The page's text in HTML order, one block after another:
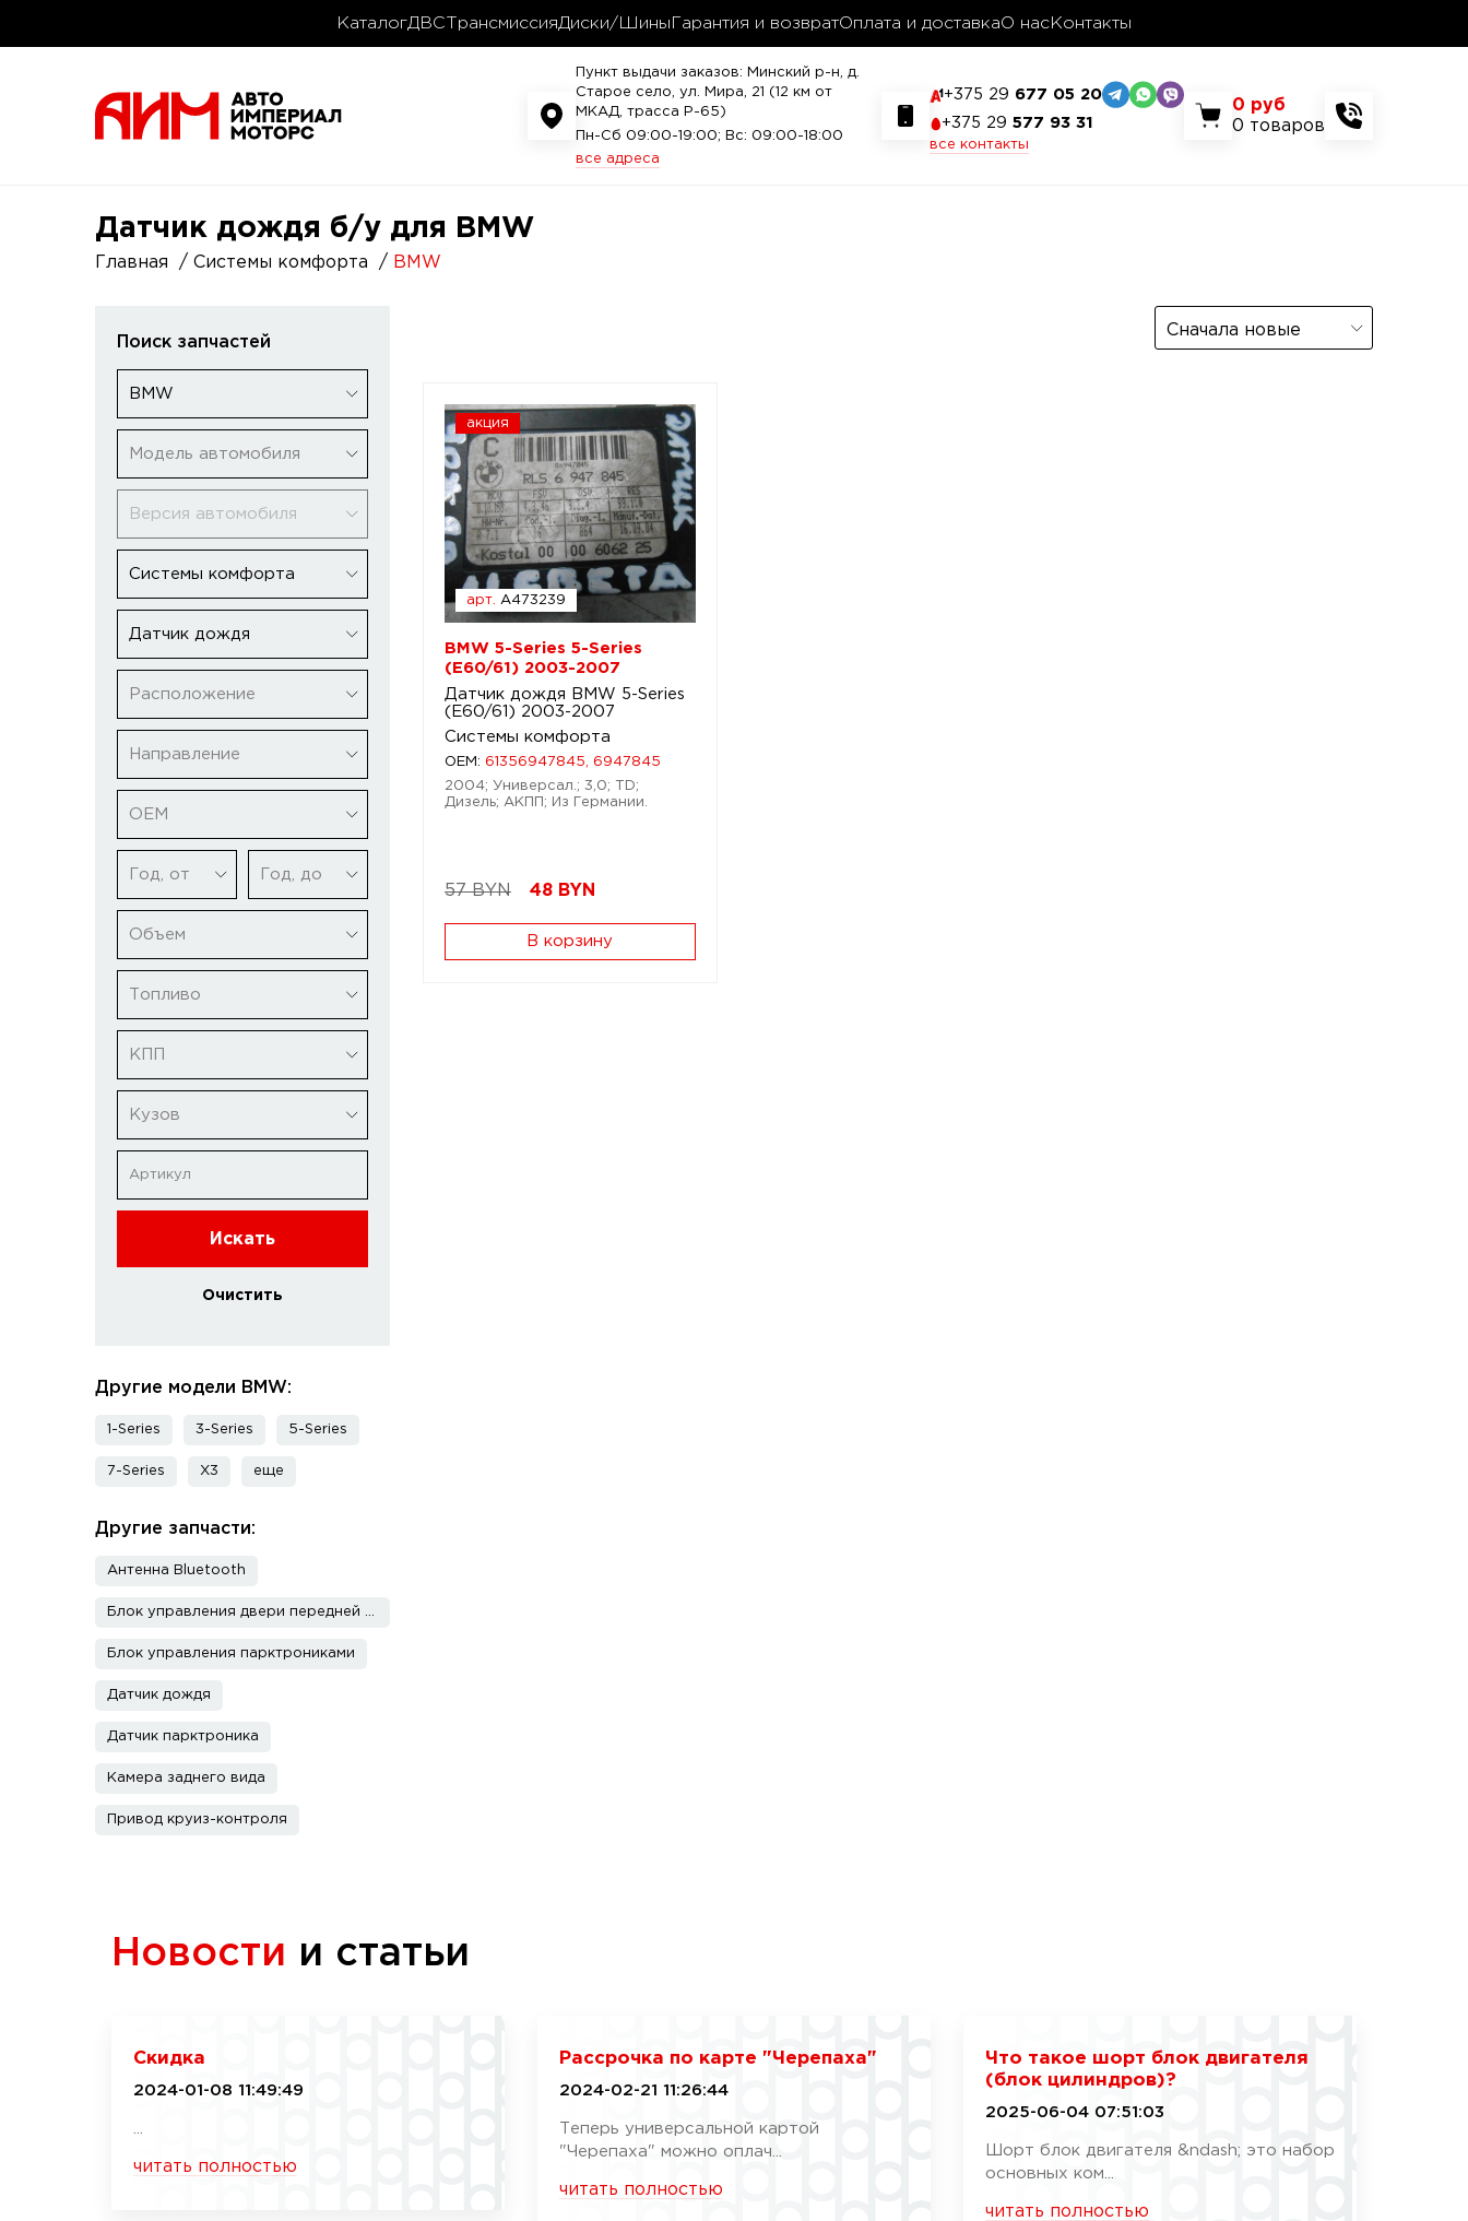
КаталогДВС ТрансмиссияДиски/Шины Гарантия и возвратОплата и доставкаО нас Контакты
Пункт выдачи заказов: Минский р-н, д.
Старое село, ул. Мира, 21 (12 км от
МКАД, трасса P-65)
Пн-Сб 09:00-19:00; Вс: 09:00-18:00
все адреса
+375 29 677 05 20
+375 29 577 93 31
все контакты
0 руб
0 товаров
Датчик дождя б/у для BMW
Главная Системы комфорта BMW
Поиск запчастей
BMW
Модель автомобиля
Версия автомобиля
Системы комфорта
Датчик дождя
Расположение
Направление
ОЕМ
Год, от Год, до
Объем
Топливо
КПП
Кузов
Искать
Очистить
Другие модели BMW:
1-Series 3-Series 5-Series
7-Series X3 еще
Другие запчасти:
Антенна Bluetooth
Блок управления парктрониками
Датчик дождя
Датчик парктроника
Камера заднего вида
Привод круиз-контроля
Сначала новые
акция
арт. A473239
BMW 5-Series 5-Series
(E60/61) 2003-2007
Датчик дождя BMW 5-Series
(E60/61) 2003-2007
Системы комфорта
OEM: 61356947845, 6947845
2004; Универсал.; 3,0; TD;
Дизель; АКПП; Из Германии.
57 BYN 48 BYN
В корзину
Новости и статьи
Скидка
2024-01-08 11:49:49
читать полностью
Рассрочка по карте "Черепаха"
2024-02-21 11:26:44
Теперь универсальной картой
"Черепаха" можно оплач...
читать полностью
Что такое шорт блок двигателя
(блок цилиндров)?
2025-06-04 07:51:03
Шорт блок двигателя &ndash; это набор
основных ком...
читать полностью